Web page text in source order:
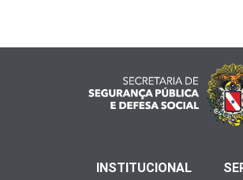
INSTITUCIONAL